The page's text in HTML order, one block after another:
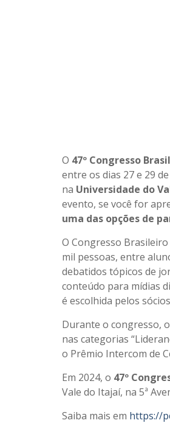
O 47º Congresso
entre os dias 27 e 29
na Universidade do
evento, se você for
uma das opções de
O Congresso Brasileiro
mil pessoas, entre
debatidos tópicos de
conteúdo para mídias
é escolhida pelos
Durante o congresso,
nas categorias
o Prêmio Intercom de
Em 2024, o 47º
Vale do Itajaí, na 5ª
Saiba mais em https://